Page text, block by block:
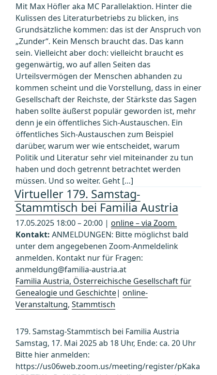
Mit Max Höfler aka MC Parallelaktion. Hinter die
Kulissen des Literaturbetriebs zu blicken, ins
Grundsätzliche kommen: das ist der Anspruch von
„Zunder“. Kein Mensch braucht das. Das kann
sein. Vielleicht aber doch: vielleicht braucht es
gegenwärtig, wo auf allen Seiten das
Urteilsvermögen der Menschen abhanden zu
kommen scheint und die Vorstellung, dass in einer
Gesellschaft der Reichste, der Stärkste das Sagen
haben sollte äußerst populär geworden ist, mehr
denn je ein öffentliches Sich-Austauschen. Ein
öffentliches Sich-Austauschen zum Beispiel
darüber, warum wer wie entscheidet, warum
Politik und Literatur sehr viel miteinander zu tun
haben und doch getrennt betrachtet werden
müssen. Und so weiter. Geht […]
Virtueller 179. Samstag-
Stammtisch bei Familia Austria
17.05.2025 18:00 – 20:00 | online – via Zoom
Kontakt: ANMELDUNGEN: Bitte möglichst bald
unter dem angegebenen Zoom-Anmeldelink
anmelden. Kontakt nur für Fragen:
anmeldung@familia-austria.at
Familia Austria, Österreichische Gesellschaft für
Genealogie und Geschichte| online-
Veranstaltung, Stammtisch
179. Samstag-Stammtisch bei Familia Austria
Samstag, 17. Mai 2025 ab 18 Uhr, Ende: ca. 20 Uhr
Bitte hier anmelden:
https://us06web.zoom.us/meeting/register/pKaka